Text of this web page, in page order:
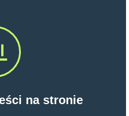
na stronie